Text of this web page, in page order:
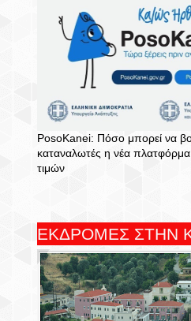
PosoKanei: Πόσο μπορεί να
καταναλωτές η νέα
τιμών
ΕΚΔΡΟΜΕΣ ΣΤΗΝ